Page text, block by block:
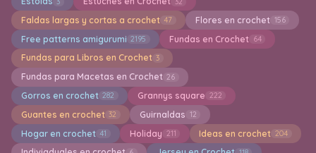
Faldas largas y cortas a crochet 47 Flores en crochet 156
Free patterns amigurumi 2195 Fundas en Crochet 64
Fundas para Libros en Crochet 3
Fundas para Macetas en Crochet 26
Gorros en crochet 282 Grannys square 222
Guantes en crochet 32 Guirnaldas 12
Hogar en crochet 41 Holiday 211 Ideas en crochet 204